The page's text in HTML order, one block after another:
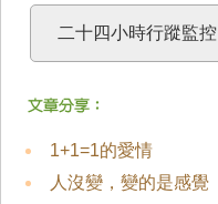
二十四小時行蹤監控
1+1=1的愛情
人沒變，變的是感覺